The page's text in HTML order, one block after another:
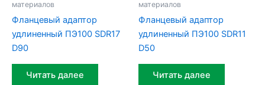
материалов
Фланцевый адаптор
удлиненный ПЭ100 SDR17
D90
Читать далее
материалов
Фланцевый адаптор
удлиненный ПЭ100 SDR11
D50
Читать далее